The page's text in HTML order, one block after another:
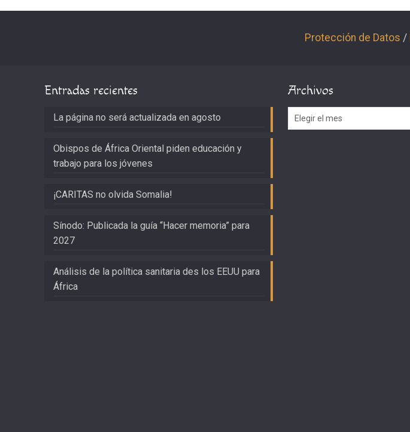
Protección de Datos /
Entradas recientes
La página no será actualizada en agosto
Obispos de África Oriental piden educación y
trabajo para los jóvenes
¡CARITAS no olvida Somalia!
Sínodo: Publicada la guía “Hacer memoria” para
2027
Análisis de la política sanitaria des los EEUU para
África
Archivos
Archivos